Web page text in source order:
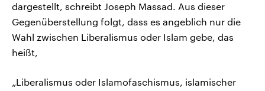
dargestellt, schreibt Joseph Massad. Aus dieser
Gegenüberstellung folgt, dass es angeblich nur die
Wahl zwischen Liberalismus oder Islam gebe, das
heißt,
„Liberalismus oder Islamofaschismus, islamischer